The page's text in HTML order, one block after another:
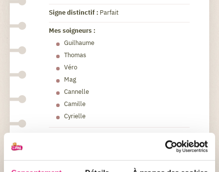
Signe distinctif : Parfait
Mes soigneurs :
Guilhaume
Thomas
Véro
Mag
Cannelle
Camille
Cyrielle